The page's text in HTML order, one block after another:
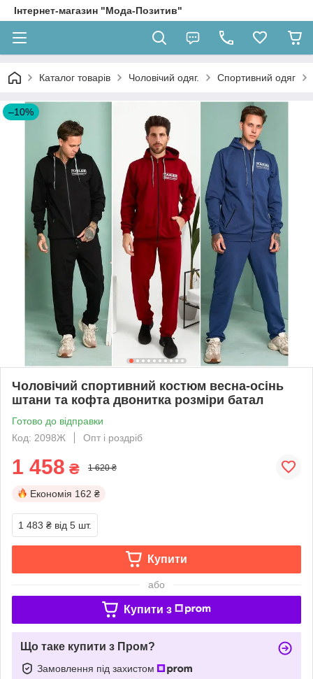
Інтернет-магазин "Мода-Позитив"
Каталог товарів Чоловічий одяг. Спортивний одяг
–10%
Чоловічий спортивний костюм весна-осінь
штани та кофта двонитка розміри батал
Готово до відправки
Код: 2098Ж
Опт і роздріб
1 458 ₴ 1 620 ₴
Економія 162 ₴
1 483 ₴ від 5 шт.
Купити
або
Купити з
Що таке купити з Пром?
Замовлення під захистом